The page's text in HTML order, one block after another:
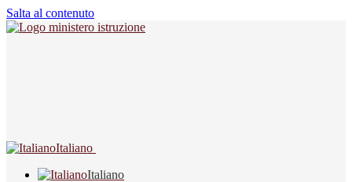
Salta al contenuto
Italiano
Italiano